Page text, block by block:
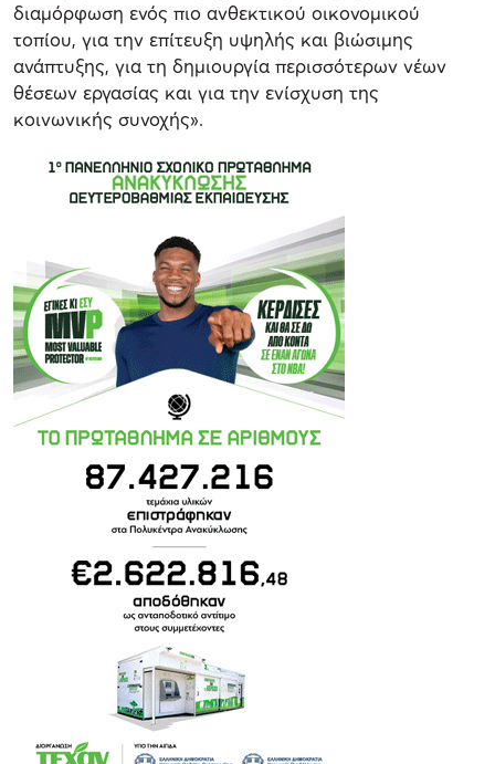
διαμόρφωση ενός πιο ανθεκτικού οικονομικού
τοπίου, για την επίτευξη υψηλής και βιώσιμης
ανάπτυξης, για τη δημιουργία περισσότερων νέων
θέσεων εργασίας και για την ενίσχυση της
κοινωνικής συνοχής».